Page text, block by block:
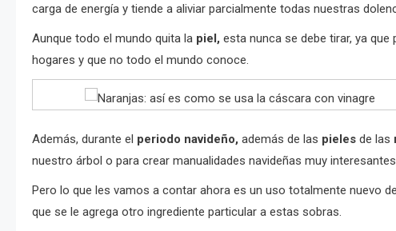
carga de energía y tiende a aliviar parcialmente todas nuestras
Aunque todo el mundo quita la piel, esta nunca se debe tirar, ya
hogares y que no todo el mundo conoce.
Además, durante el periodo navideño, además de las pieles de las
nuestro árbol o para crear manualidades navideñas muy
Pero lo que les vamos a contar ahora es un uso totalmente nuevo
que se le agrega otro ingrediente particular a estas sobras.